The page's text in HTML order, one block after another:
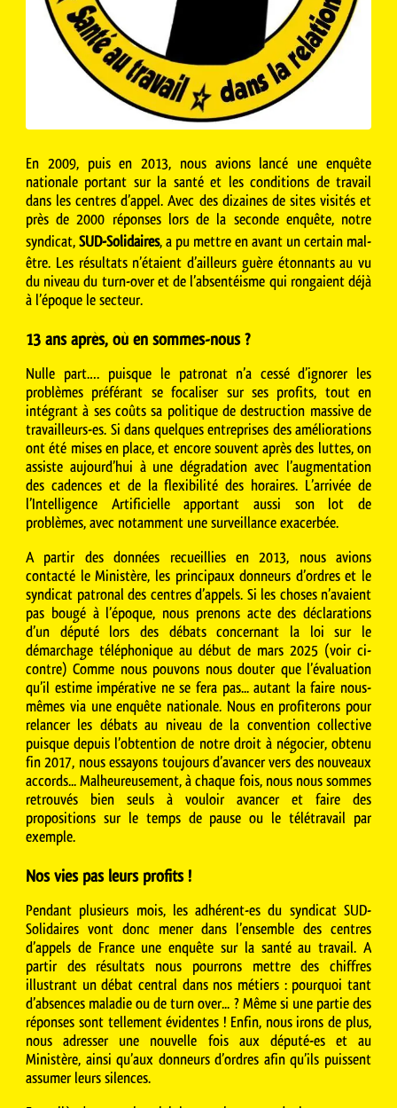
En 2009, puis en 2013, nous avions lancé une enquête
nationale portant sur la santé et les conditions de travail
dans les centres d’appel. Avec des dizaines de sites visités et
près de 2000 réponses lors de la seconde enquête, notre
syndicat,SUD-Solidaires, a pu mettre en avant un certain mal-
être. Les résultats n’étaient d’ailleurs guère étonnants au vu
du niveau du turn-over et de l’absentéisme qui rongaient déjà
à l’époque le secteur.
13 ans après, où en sommes-nous ?
Nulle part.… puisque le patronat n’a cessé d’ignorer les
problèmes préférant se focaliser sur ses profits, tout en
intégrant à ses coûts sa politique de destruction massive de
travailleurs-es. Si dans quelques entreprises des améliorations
ont été mises en place, et encore souvent après des luttes, on
assiste aujourd’hui à une dégradation avec l’augmentation
des cadences et de la flexibilité des horaires. L’arrivée de
l’Intelligence Artificielle apportant aussi son lot de
problèmes, avec notamment une surveillance exacerbée.
A partir des données recueillies en 2013, nous avions
contacté le Ministère, les principaux donneurs d’ordres et le
syndicat patronal des centres d’appels. Si les choses n’avaient
pas bougé à l’époque, nous prenons acte des déclarations
d’un député lors des débats concernant la loi sur le
démarchage téléphonique au début de mars 2025 (voir ci-
contre) Comme nous pouvons nous douter que l’évaluation
qu’il estime impérative ne se fera pas... autant la faire nous-
mêmes via une enquête nationale. Nous en profiterons pour
relancer les débats au niveau de la convention collective
puisque depuis l’obtention de notre droit à négocier, obtenu
fin 2017, nous essayons toujours d’avancer vers des nouveaux
accords... Malheureusement, à chaque fois, nous nous sommes
retrouvés bien seuls à vouloir avancer et faire des
propositions sur le temps de pause ou le télétravail par
exemple.
Nos vies pas leurs profits !
Pendant plusieurs mois, les adhérent-es du syndicat SUD-
Solidaires vont donc mener dans l’ensemble des centres
d’appels de France une enquête sur la santé au travail. A
partir des résultats nous pourrons mettre des chiffres
illustrant un débat central dans nos métiers : pourquoi tant
d’absences maladie ou de turn over... ? Même si une partie des
réponses sont tellement évidentes ! Enfin, nous irons de plus,
nous adresser une nouvelle fois aux député-es et au
Ministère, ainsi qu’aux donneurs d’ordres afin qu’ils puissent
assumer leurs silences.